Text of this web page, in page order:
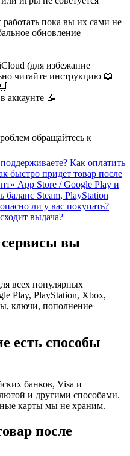
пока вы их сами не
обновление
(для избежание
читайте инструкцию 📖
аккаунте 📝
обращайтесь к
Как оплатить
быстро придёт товар после
App Store / Google Play и
баланс Steam, PlayStation
ли у вас покупать?
выдача?
вы
всех популярных
Play, PlayStation, Xbox,
ключи, пополнение
есть способы
банков, Visa и
и другими способами.
карты мы не храним.
после